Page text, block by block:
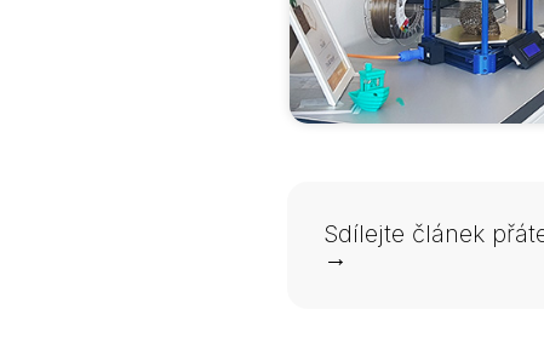
Sdílejte článek
→